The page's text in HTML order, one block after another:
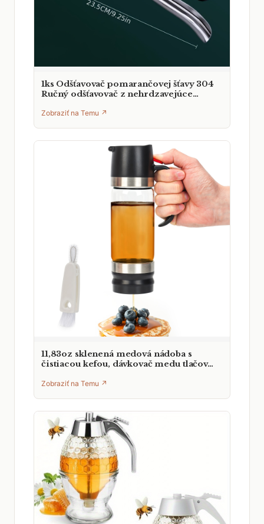
1ks Odšťavovač pomarančovej šťavy 304
Ručný odšťavovač z nehrdzavejúce…
Zobraziť na Temu ↗
11,83oz sklenená medová nádoba s
čistiacou kefou, dávkovač medu tlačov…
Zobraziť na Temu ↗